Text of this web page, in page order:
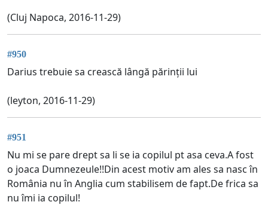
(Cluj Napoca, 2016-11-29)
#950
Darius trebuie sa crească lângă părinții lui
(leyton, 2016-11-29)
#951
Nu mi se pare drept sa li se ia copilul pt asa ceva.A fost
o joaca Dumnezeule!!Din acest motiv am ales sa nasc în
România nu în Anglia cum stabilisem de fapt.De frica sa
nu îmi ia copilul!